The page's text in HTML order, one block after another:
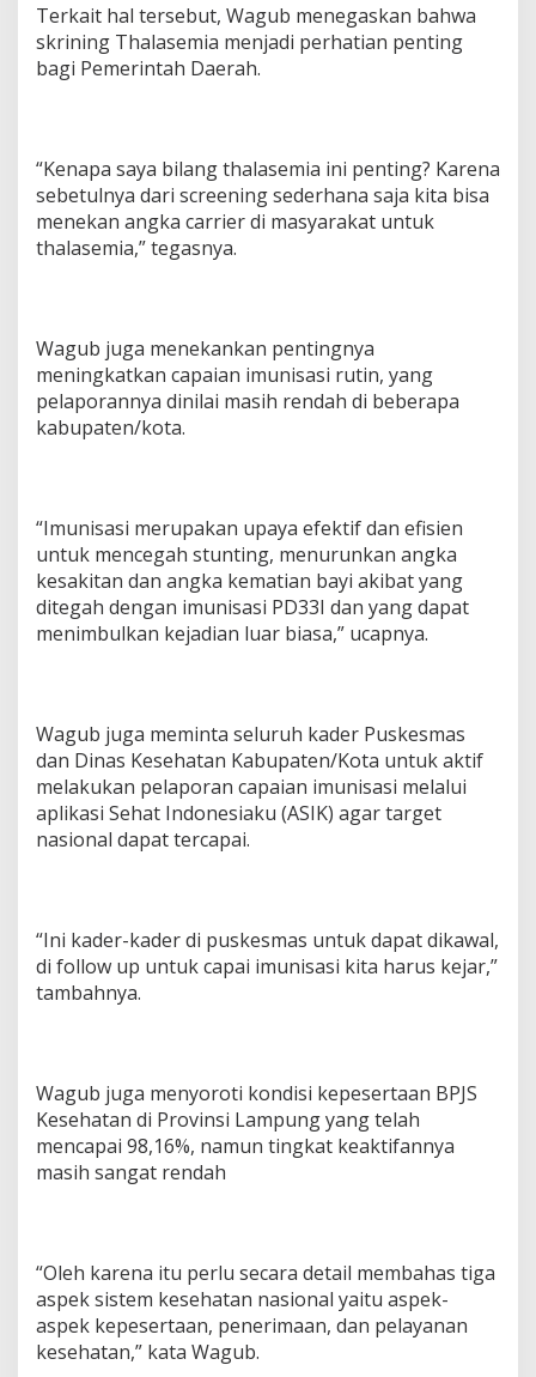
Terkait hal tersebut, Wagub menegaskan bahwa
skrining Thalasemia menjadi perhatian penting
bagi Pemerintah Daerah.
“Kenapa saya bilang thalasemia ini penting? Karena
sebetulnya dari screening sederhana saja kita bisa
menekan angka carrier di masyarakat untuk
thalasemia,” tegasnya.
Wagub juga menekankan pentingnya
meningkatkan capaian imunisasi rutin, yang
pelaporannya dinilai masih rendah di beberapa
kabupaten/kota.
“Imunisasi merupakan upaya efektif dan efisien
untuk mencegah stunting, menurunkan angka
kesakitan dan angka kematian bayi akibat yang
ditegah dengan imunisasi PD33I dan yang dapat
menimbulkan kejadian luar biasa,” ucapnya.
Wagub juga meminta seluruh kader Puskesmas
dan Dinas Kesehatan Kabupaten/Kota untuk aktif
melakukan pelaporan capaian imunisasi melalui
aplikasi Sehat Indonesiaku (ASIK) agar target
nasional dapat tercapai.
“Ini kader-kader di puskesmas untuk dapat dikawal,
di follow up untuk capai imunisasi kita harus kejar,”
tambahnya.
Wagub juga menyoroti kondisi kepesertaan BPJS
Kesehatan di Provinsi Lampung yang telah
mencapai 98,16%, namun tingkat keaktifannya
masih sangat rendah
“Oleh karena itu perlu secara detail membahas tiga
aspek sistem kesehatan nasional yaitu aspek-
aspek kepesertaan, penerimaan, dan pelayanan
kesehatan,” kata Wagub.